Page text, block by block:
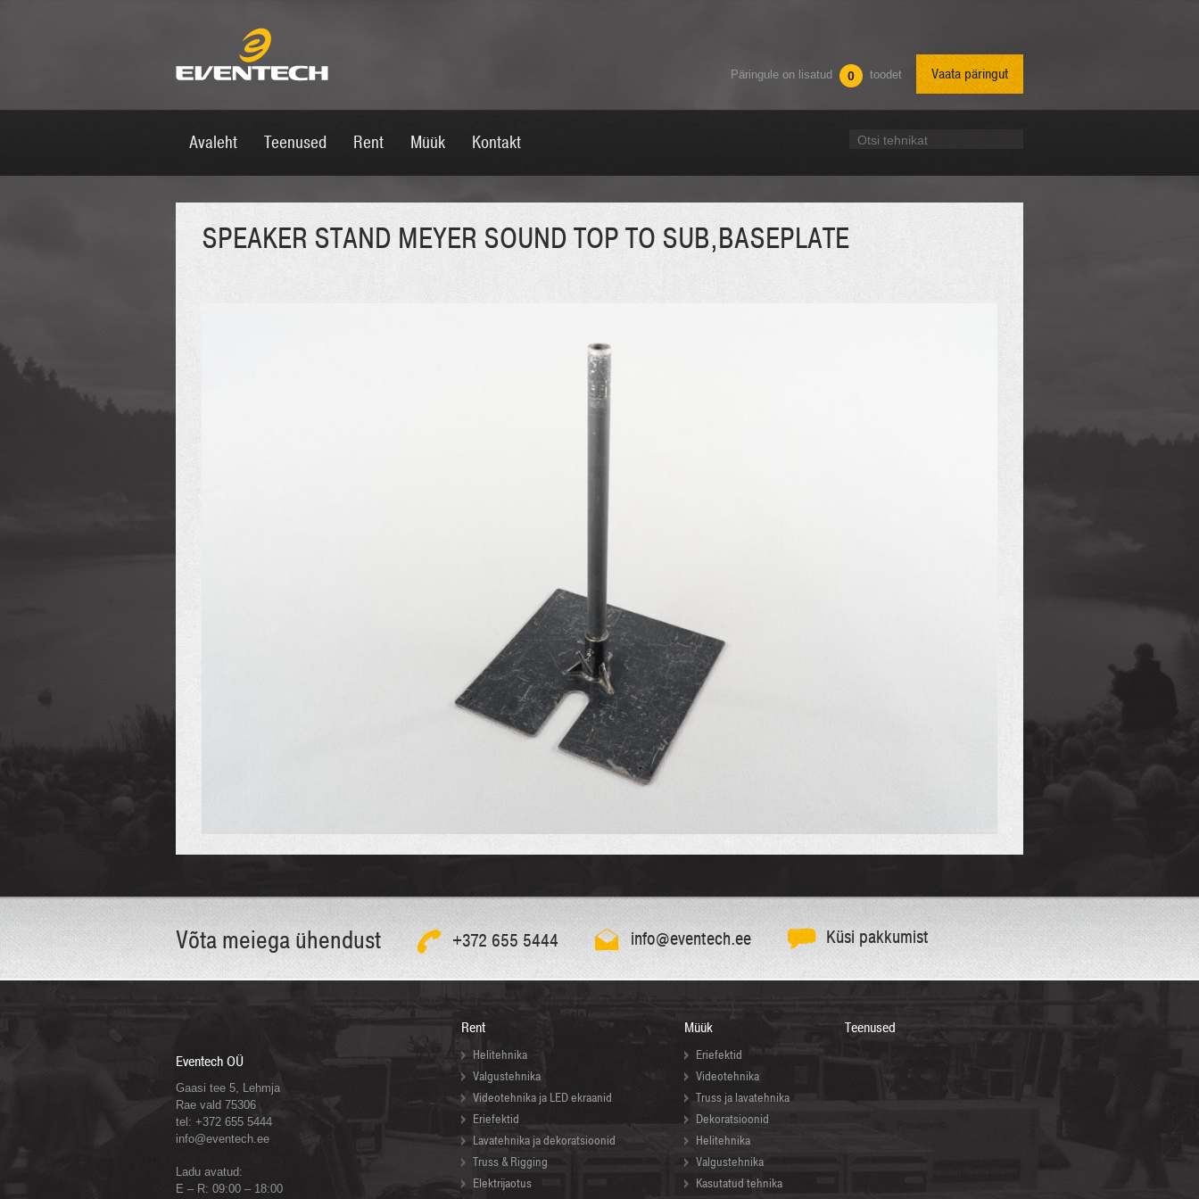
Päringule on lisatud 0 toodet Vaata päringut
Avaleht Teenused Rent Müük Kontakt Otsi tehnikat
SPEAKER STAND MEYER SOUND TOP TO SUB,BASEPLATE
Võta meiega ühendust +372 655 5444 info@eventech.ee Küsi pakkumist
Eventech OÜ
Gaasi tee 5, Lehmja
Rae vald 75306
tel: +372 655 5444
info@eventech.ee
Ladu avatud:
E – R: 09:00 – 18:00
Rent
Helitehnika
Valgustehnika
Videotehnika ja LED ekraanid
Eriefektid
Lavatehnika ja dekoratsioonid
Truss & Rigging
Elektrijaotus
Müük
Eriefektid
Videotehnika
Truss ja lavatehnika
Dekoratsioonid
Helitehnika
Valgustehnika
Kasutatud tehnika
Teenused